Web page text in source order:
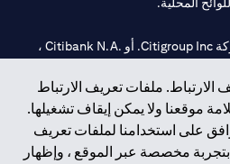
ملفات تعريف الارتباط
موقعنا ولا يمكن إيقاف تشغيلها.
على استخدامنا لملفات تعريف
بتجربة مخصصة عبر الموقع ، وإظهار
سيتي بنك هي علامة خدمة لشركة Citigroup Inc. أو .Citibank N.A ،
لدى مصرف الإمارات المركزي تحت
أرقام التراخيص 202563 لفرع الوصل في دبي، 531989 لفرع مول